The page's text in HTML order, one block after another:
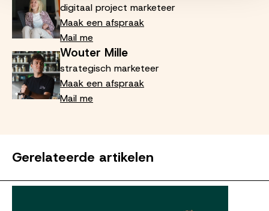
digitaal project marketeer
Maak een afspraak
Mail me
Wouter Mille
strategisch marketeer
Maak een afspraak
Mail me
Gerelateerde artikelen